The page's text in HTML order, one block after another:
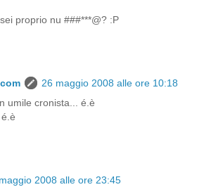
proprio nu ###***@? :P
26 maggio 2008 alle ore 10:18
umile cronista... é.è
2008 alle ore 23:45